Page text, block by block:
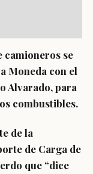
camioneros se
Moneda con el
Alvarado, para
combustibles.
de la
de Carga de
que “dice